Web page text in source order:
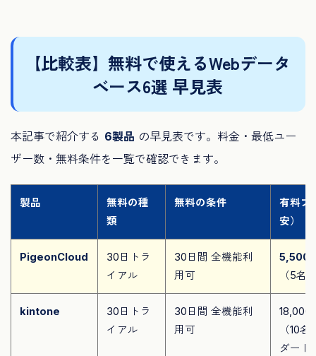
【比較表】無料で使えるWebデータ
ベース6選 早見表
本記事で紹介する 6製品 の早見表です。料金・最低ユー
ザー数・無料条件を一覧で確認できます。
製品
無料の種
類
無料の条件
有料プ
安）
PigeonCloud
30日トラ
イアル
30日間 全機能利
用可
5,500
（5名
kintone
30日トラ
イアル
30日間 全機能利
用可
18,000
（10
ダード